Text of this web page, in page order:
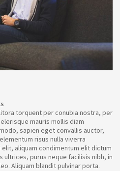
torquent per conubia nostra, per
mauris mollis diam
sapien eget convallis auctor,
risus nulla viverra
aliquam condimentum elit dictum
ultrices, purus neque facilisis nibh, in
Aliquam blandit pulvinar porta.